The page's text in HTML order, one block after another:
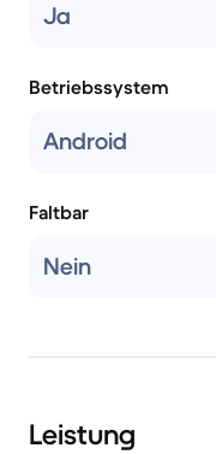
Ja
Betriebssystem
Android
Faltbar
Nein
Leistung